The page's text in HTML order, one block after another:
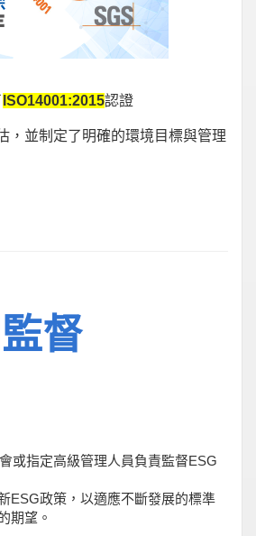
ISO14001:2015認證
，並制定了明確的環境目標與管理
督
或指定高級管理人員負責監督ESG
ESG政策，以適應不斷發展的標準
期望。